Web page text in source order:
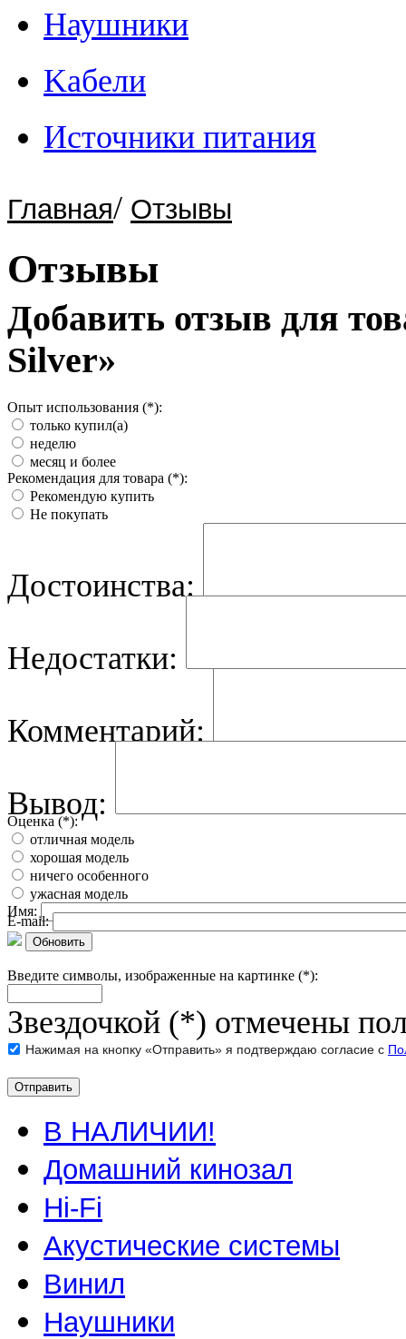
Наушники
Kабели
Источники питания
Главная/ Отзывы
Отзывы
Добавить отзыв для
Silver»
Опыт использования (*):
только купил(а)
неделю
месяц и более
Рекомендация для товара (*):
Рекомендую купить
Не покупать
Достоинства:
Недостатки:
Комментарий:
Вывод:
Оценка (*):
отличная модель
хорошая модель
ничего особенного
ужасная модель
Имя:
E-mail:
Обновить
Введите символы, изображенные на картинке (*):
Звездочкой (*) отмечены
Нажимая на кнопку «Отправить» я подтверждаю согласие с
В НАЛИЧИИ!
Домашний кинозал
Hi-Fi
Акустические системы
Винил
Наушники